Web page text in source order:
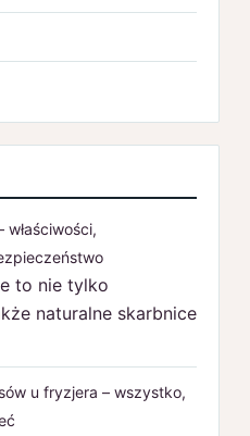
właściwości,
to nie tylko
naturalne skarbnice
u fryzjera – wszystko,